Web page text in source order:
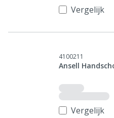
Vergelijk
4100211
Ansell
Vergelijk